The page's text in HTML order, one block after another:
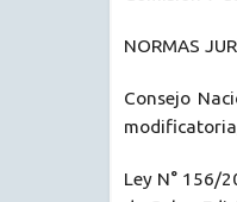
NORMAS
Consejo
Ley N° 156/